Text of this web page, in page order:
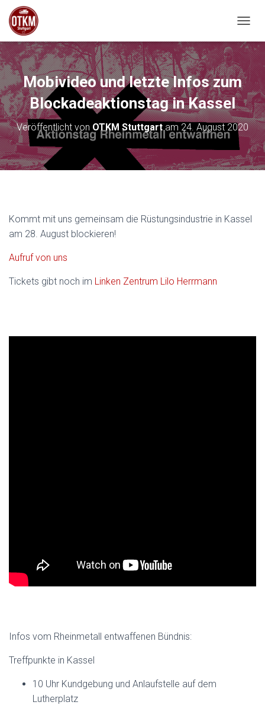
Mobivideo und letzte Infos zum
Blockadeaktionstag in Kassel
Veröffentlicht von OTKM Stuttgartam 24. August 2020
Kommt mit uns gemeinsam die Rüstungsindustrie in Kassel
am 28. August blockieren!
Aufruf von uns
Tickets gibt noch im Linken Zentrum Lilo Herrmann
Infos vom Rheinmetall entwaffenen Bündnis:
Treffpunkte in Kassel
10 Uhr Kundgebung und Anlaufstelle auf dem
Lutherplatz